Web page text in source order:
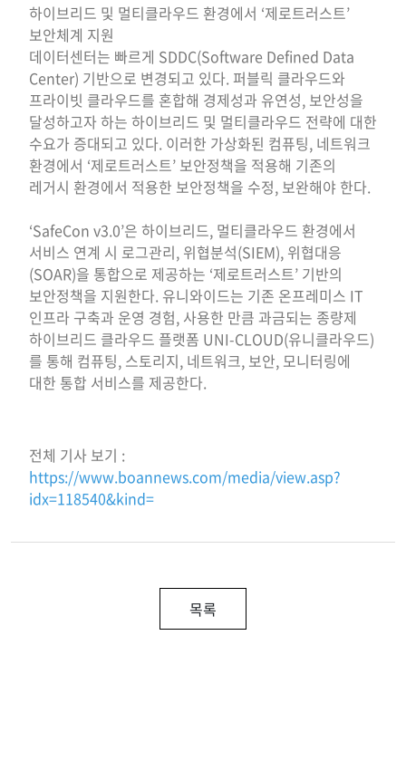
하이브리드 및 멀티클라우드 환경에서 ‘제로트러스트’
보안체계 지원
데이터센터는 빠르게 SDDC(Software Defined Data
Center) 기반으로 변경되고 있다. 퍼블릭 클라우드와
프라이빗 클라우드를 혼합해 경제성과 유연성, 보안성을
달성하고자 하는 하이브리드 및 멀티클라우드 전략에 대한
수요가 증대되고 있다. 이러한 가상화된 컴퓨팅, 네트워크
환경에서 ‘제로트러스트’ 보안정책을 적용해 기존의
레거시 환경에서 적용한 보안정책을 수정, 보완해야 한다.
‘SafeCon v3.0’은 하이브리드, 멀티클라우드 환경에서
서비스 연계 시 로그관리, 위협분석(SIEM), 위협대응
(SOAR)을 통합으로 제공하는 ‘제로트러스트’ 기반의
보안정책을 지원한다. 유니와이드는 기존 온프레미스 IT
인프라 구축과 운영 경험, 사용한 만큼 과금되는 종량제
하이브리드 클라우드 플랫폼 UNI-CLOUD(유니클라우드)
를 통해 컴퓨팅, 스토리지, 네트워크, 보안, 모니터링에
대한 통합 서비스를 제공한다.
전체 기사 보기 :
https://www.boannews.com/media/view.asp?
idx=118540&kind=
목록